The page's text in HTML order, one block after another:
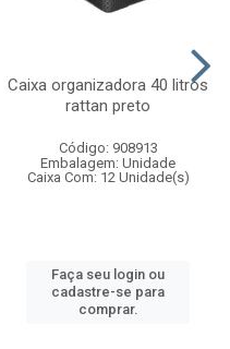
Caixa organizadora 40 litros
rattan preto
Código: 908913
Embalagem: Unidade
Caixa Com: 12 Unidade(s)
Faça seu login ou
cadastre-se para
comprar.